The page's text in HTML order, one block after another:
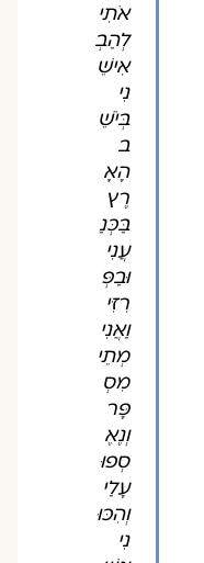
אֹתִי
לְהַבְ
אִישֵׁ
נִי
בְּיֹשֵׁ
ב
הָאָ
רֶץ
בַּכְּנַ
עֲנִי
וּבַפְּ
רִזִּי
וַאֲנִי
מְתֵי
מִסְ
פָּר
וְנֶאֶ
סְפוּ
עָלַי
וְהִכּוּ
נִי